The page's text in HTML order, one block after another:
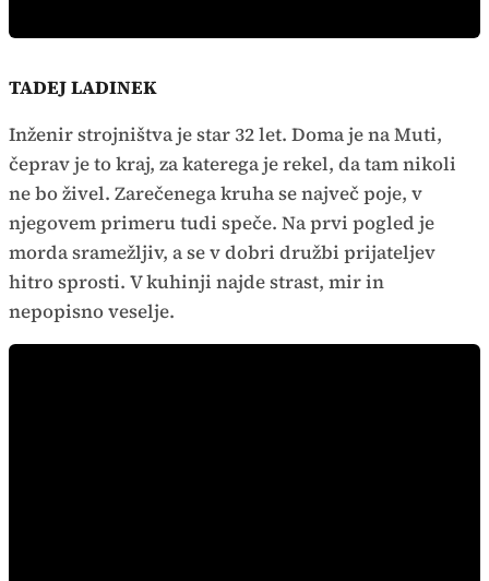
TADEJ LADINEK
Inženir strojništva je star 32 let. Doma je na Muti,
čeprav je to kraj, za katerega je rekel, da tam nikoli
ne bo živel. Zarečenega kruha se največ poje, v
njegovem primeru tudi speče. Na prvi pogled je
morda sramežljiv, a se v dobri družbi prijateljev
hitro sprosti. V kuhinji najde strast, mir in
nepopisno veselje.